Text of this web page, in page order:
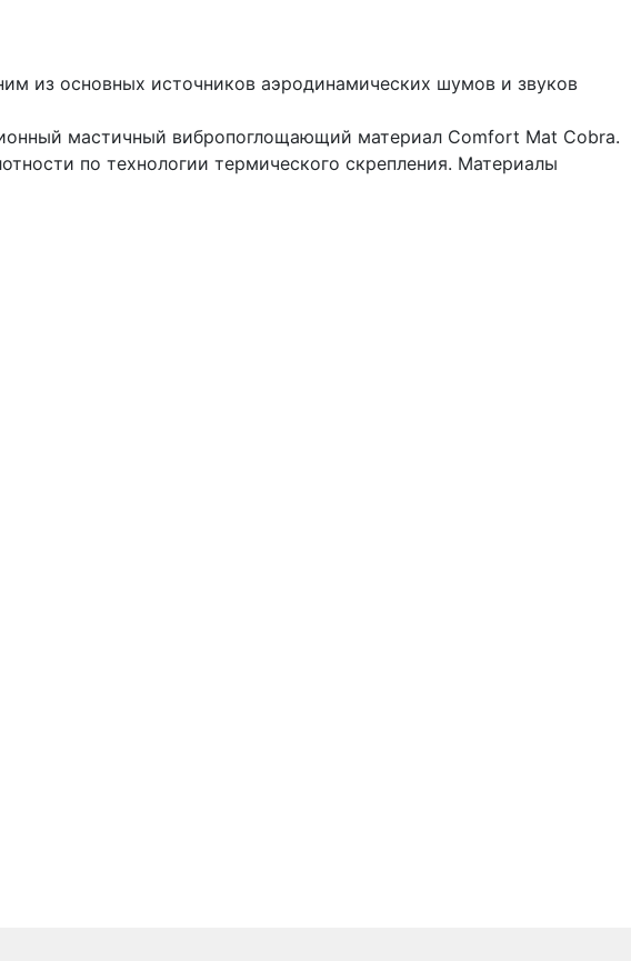
из основных источников аэродинамических шумов и звуков
мастичный вибропоглощающий материал Comfort Mat Cobra.
по технологии термического скрепления. Материалы